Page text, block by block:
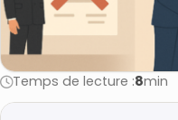
Temps de lecture :8min